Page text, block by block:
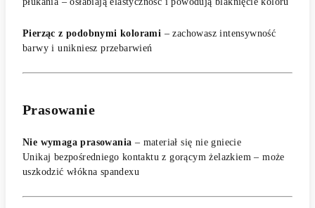
Pierząc z podobnymi kolorami – zachowasz intensywność
barwy i unikniesz przebarwień
Prasowanie
Nie wymaga prasowania – materiał się nie gniecie
Unikaj bezpośredniego kontaktu z gorącym żelazkiem – może
uszkodzić włókna spandexu